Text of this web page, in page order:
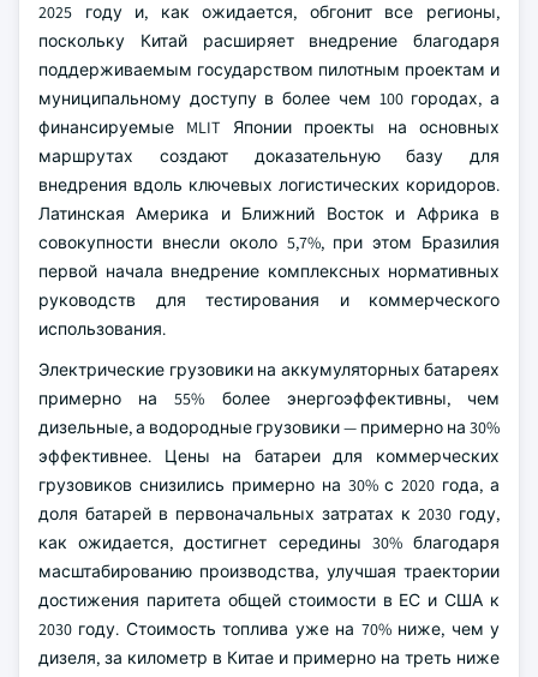
2025 году и, как ожидается, обгонит все регионы,
поскольку Китай расширяет внедрение благодаря
поддерживаемым государством пилотным проектам и
муниципальному доступу в более чем 100 городах, а
финансируемые MLIT Японии проекты на основных
маршрутах создают доказательную базу для
внедрения вдоль ключевых логистических коридоров.
Латинская Америка и Ближний Восток и Африка в
совокупности внесли около 5,7%, при этом Бразилия
первой начала внедрение комплексных нормативных
руководств для тестирования и коммерческого
использования.
Электрические грузовики на аккумуляторных батареях
примерно на 55% более энергоэффективны, чем
дизельные, а водородные грузовики — примерно на 30%
эффективнее. Цены на батареи для коммерческих
грузовиков снизились примерно на 30% с 2020 года, а
доля батарей в первоначальных затратах к 2030 году,
как ожидается, достигнет середины 30% благодаря
масштабированию производства, улучшая траектории
достижения паритета общей стоимости в ЕС и США к
2030 году. Стоимость топлива уже на 70% ниже, чем у
дизеля, за километр в Китае и примерно на треть ниже